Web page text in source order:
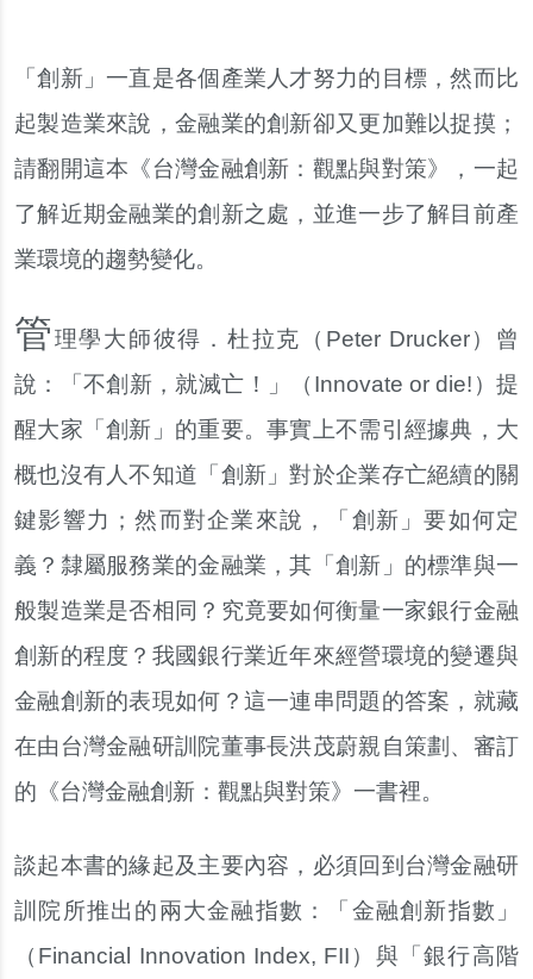
「創新」一直是各個產業人才努力的目標，然而比
起製造業來說，金融業的創新卻又更加難以捉摸；
請翻開這本《台灣金融創新：觀點與對策》，一起
了解近期金融業的創新之處，並進一步了解目前產
業環境的趨勢變化。
管理學大師彼得．杜拉克（Peter Drucker）曾
說：「不創新，就滅亡！」（Innovate or die!）提
醒大家「創新」的重要。事實上不需引經據典，大
概也沒有人不知道「創新」對於企業存亡絕續的關
鍵影響力；然而對企業來說，「創新」要如何定
義？隸屬服務業的金融業，其「創新」的標準與一
般製造業是否相同？究竟要如何衡量一家銀行金融
創新的程度？我國銀行業近年來經營環境的變遷與
金融創新的表現如何？這一連串問題的答案，就藏
在由台灣金融研訓院董事長洪茂蔚親自策劃、審訂
的《台灣金融創新：觀點與對策》一書裡。
談起本書的緣起及主要內容，必須回到台灣金融研
訓院所推出的兩大金融指數：「金融創新指數」
（Financial Innovation Index, FII）與「銀行高階